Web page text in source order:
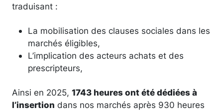
traduisant :
La mobilisation des clauses sociales dans les
marchés éligibles,
L’implication des acteurs achats et des
prescripteurs,
Ainsi en 2025, 1743 heures ont été dédiées à
l’insertion dans nos marchés après 930 heures